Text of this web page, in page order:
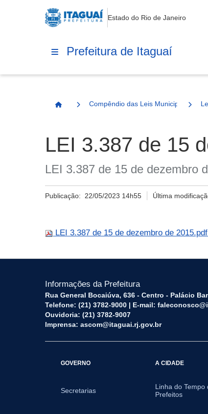
Estado do Rio de Janeiro
Prefeitura de Itaguaí
Página Inicial
Compêndio das Leis Municipais
LEI 3.387 de 15
LEI 3.387 de 15 de dezembro
Publicação: 22/05/2023 14h55 Última
LEI 3.387 de 15 de dezembro de 2015.pdf
Informações da Prefeitura
Rua General Bocaiúva, 636 - Centro - Palácio
Telefone: (21) 3782-9000 | E-mail:
Ouvidoria: (21) 3782-9007
Imprensa: ascom@itaguai.rj.gov.br
GOVERNO
Secretarias
A CIDADE
Linha do Tempo
Prefeitos